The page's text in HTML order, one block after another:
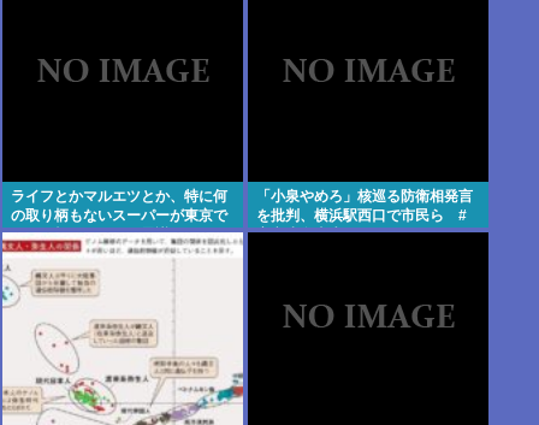
ライフとかマルエツとか、特に何
の取り柄もないスーパーが東京で
デカい顔してるの不思議だよな、
普通OK行くだろ
「小泉やめろ」核巡る防衛相発言
を批判、横浜駅西口で市民ら #
高市小泉麻生めちゃくちゃじゃん